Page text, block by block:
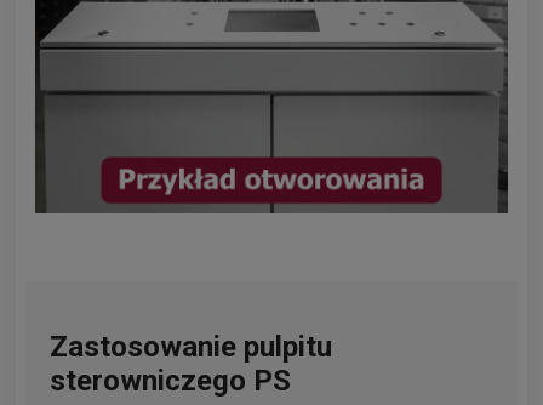
Zastosowanie pulpitu
sterowniczego PS